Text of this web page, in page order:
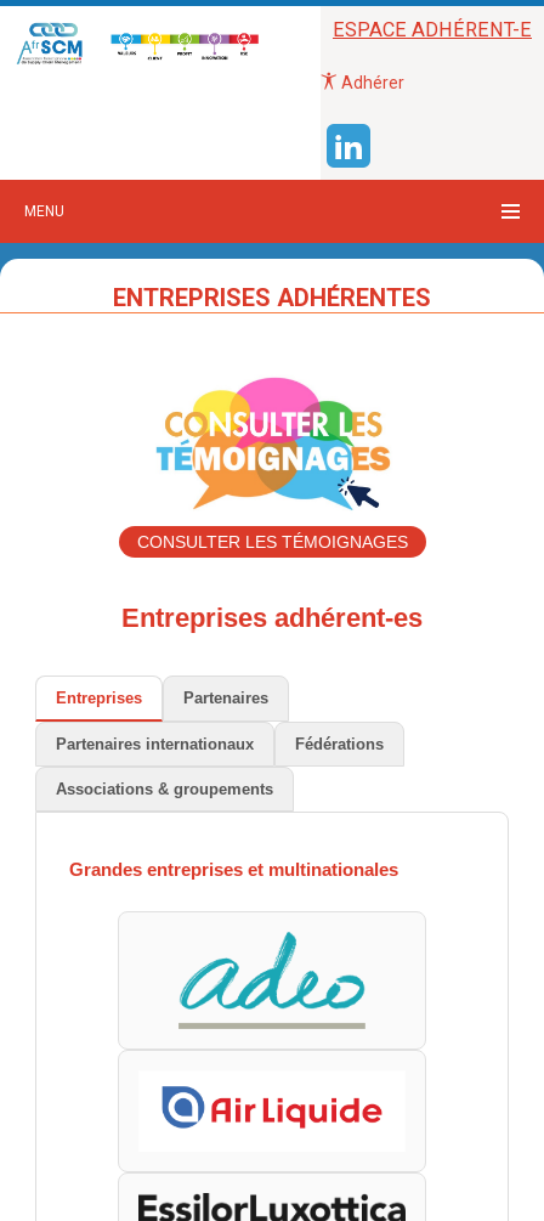
ESPACE ADHÉRENT-E
Adhérer
MENU
ENTREPRISES ADHÉRENTES
CONSULTER LES TÉMOIGNAGES
Entreprises adhérent-es
Entreprises Partenaires
Partenaires internationaux Fédérations
Associations & groupements
Grandes entreprises et multinationales